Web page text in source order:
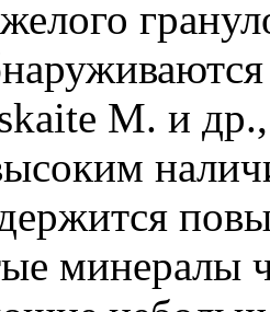
М. и
минералы